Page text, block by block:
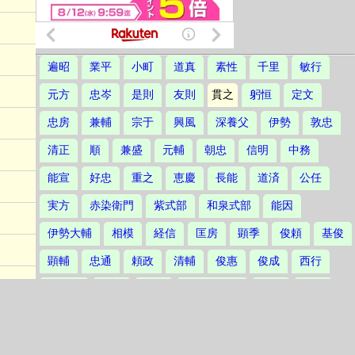
遍昭 業平 小町 道真 素性 千里 敏行
元方 忠岑 是則 友則 貫之 躬恒 定文
忠房 兼輔 宗于 興風 深養父 伊勢 敦忠
清正 順 兼盛 元輔 朝忠 信明 中務
能宣 好忠 重之 恵慶 長能 道済 公任
実方 赤染衛門 紫式部 和泉式部 能因
伊勢大輔 相模 経信 匡房 顕季 俊頼 基俊
顕輔 忠通 頼政 清輔 俊惠 俊成 西行